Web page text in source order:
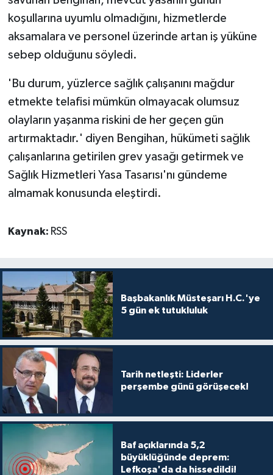
koşullarına uyumlu olmadığını, hizmetlerde
aksamalara ve personel üzerinde artan iş yüküne
sebep olduğunu söyledi.
'Bu durum, yüzlerce sağlık çalışanını mağdur
etmekte telafisi mümkün olmayacak olumsuz
olayların yaşanma riskini de her geçen gün
artırmaktadır.' diyen Bengihan, hükümeti sağlık
çalışanlarına getirilen grev yasağı getirmek ve
Sağlık Hizmetleri Yasa Tasarısı'nı gündeme
almamak konusunda eleştirdi.
Kaynak: RSS
Başbakanlık Müsteşarı H.C.'ye
5 gün ek tutukluluk
Tarih netleşti: Liderler
perşembe günü görüşecek!
Baf açıklarında 5,2
büyüklüğünde deprem:
Lefkoşa'da da hissedildi!